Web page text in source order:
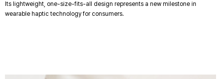
Its lightweight, one-size-fits-all design represents a new milestone in
wearable haptic technology for consumers.